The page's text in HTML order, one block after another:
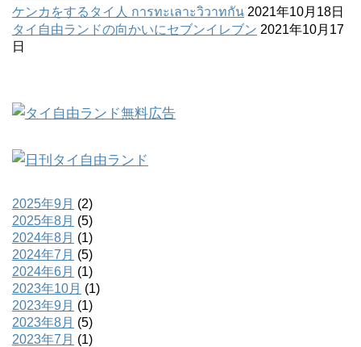
ケンカをするタイ人 การทะเลาะวิวาทกัน 2021年10月18日
タイ自由ランドの向かいにセブンイレブン 2021年10月17
日
2025年9月 (2)
2025年8月 (5)
2024年8月 (1)
2024年7月 (5)
2024年6月 (1)
2023年10月 (1)
2023年9月 (1)
2023年8月 (5)
2023年7月 (1)